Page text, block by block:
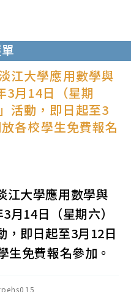
江大學應用數學與
3月14日（星期
活動，即日起至3
各校學生免費報名
江大學應用數學與
月14日（星期六）
，即日起至3月12日
生免費報名參加。